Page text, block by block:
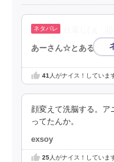
あーさん☆とある漫画
41 人がナイス！していま
顔変えて洗脳する。ア
ってたんか。
exsoy
25人がナイス！していま